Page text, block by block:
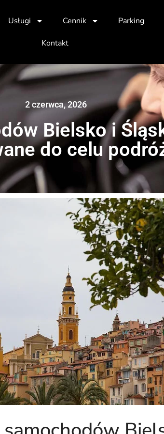
Usługi Cennik Parking
Kontakt
2 czerwca, 2026
Bielsko i
do celu